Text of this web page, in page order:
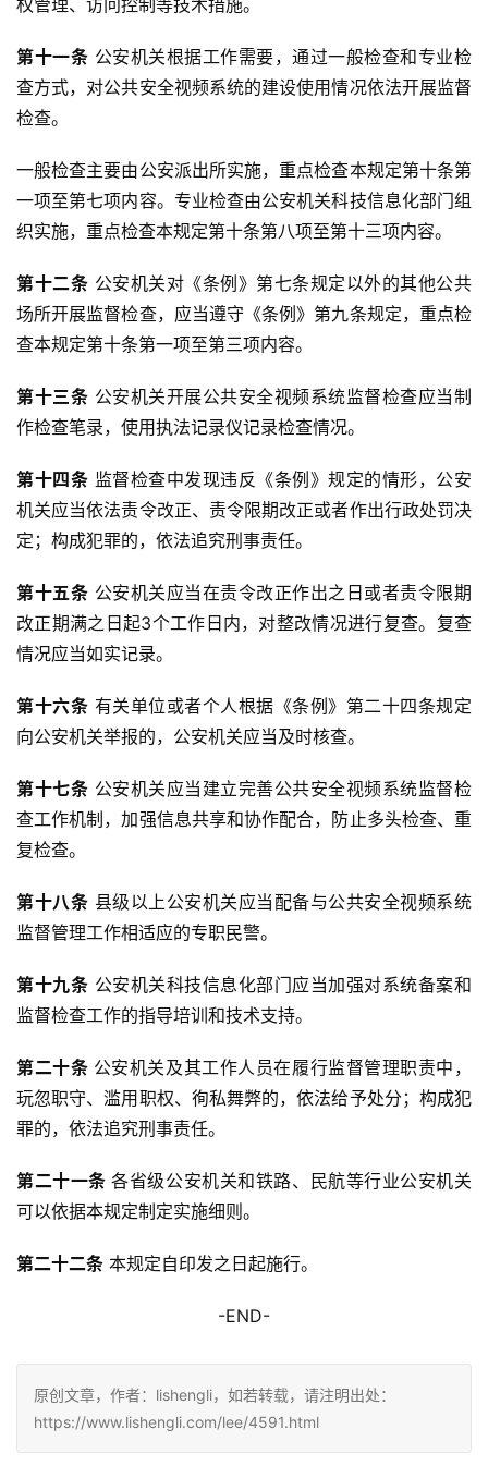
权管理、访问控制等技术措施。
第十一条 公安机关根据工作需要，通过一般检查和专业检
查方式，对公共安全视频系统的建设使用情况依法开展监督
检查。
一般检查主要由公安派出所实施，重点检查本规定第十条第
一项至第七项内容。专业检查由公安机关科技信息化部门组
织实施，重点检查本规定第十条第八项至第十三项内容。
第十二条 公安机关对《条例》第七条规定以外的其他公共
场所开展监督检查，应当遵守《条例》第九条规定，重点检
查本规定第十条第一项至第三项内容。
第十三条 公安机关开展公共安全视频系统监督检查应当制
作检查笔录，使用执法记录仪记录检查情况。
第十四条 监督检查中发现违反《条例》规定的情形，公安
机关应当依法责令改正、责令限期改正或者作出行政处罚决
定；构成犯罪的，依法追究刑事责任。
第十五条 公安机关应当在责令改正作出之日或者责令限期
改正期满之日起3个工作日内，对整改情况进行复查。复查
情况应当如实记录。
第十六条 有关单位或者个人根据《条例》第二十四条规定
向公安机关举报的，公安机关应当及时核查。
第十七条 公安机关应当建立完善公共安全视频系统监督检
查工作机制，加强信息共享和协作配合，防止多头检查、重
复检查。
第十八条 县级以上公安机关应当配备与公共安全视频系统
监督管理工作相适应的专职民警。
第十九条 公安机关科技信息化部门应当加强对系统备案和
监督检查工作的指导培训和技术支持。
第二十条 公安机关及其工作人员在履行监督管理职责中，
玩忽职守、滥用职权、徇私舞弊的，依法给予处分；构成犯
罪的，依法追究刑事责任。
第二十一条 各省级公安机关和铁路、民航等行业公安机关
可以依据本规定制定实施细则。
第二十二条 本规定自印发之日起施行。
-END-
原创文章，作者：lishengli，如若转载，请注明出处：
https://www.lishengli.com/lee/4591.html